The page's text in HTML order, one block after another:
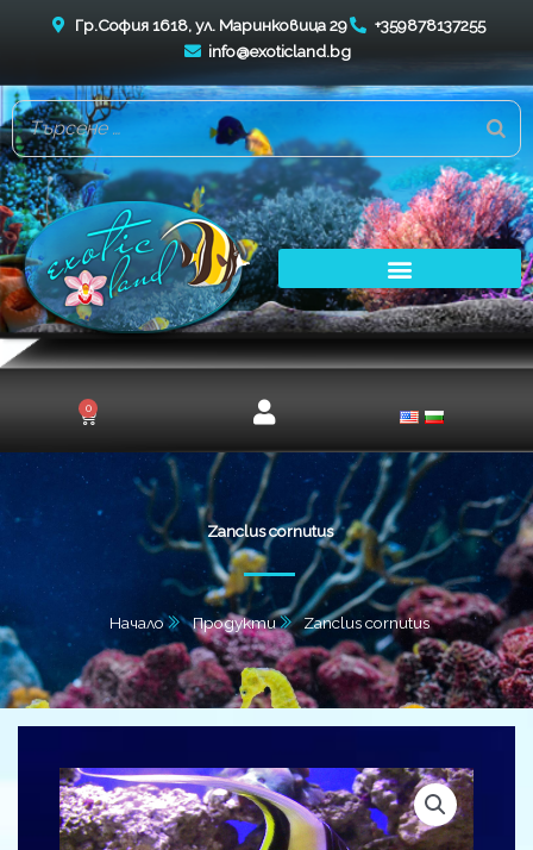
Гр.София 1618, ул. Маринковица 29
+359878137255
info@exoticland.bg
0
Cart
Zanclus cornutus
Начало Продукти Zanclus cornutus